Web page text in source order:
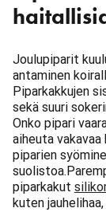
Joulupiparit
antaminen
Piparkakkujen
sekä suuri
Onko pipari
aiheuta
piparien
piparkakut
kuten jauhelihaa,